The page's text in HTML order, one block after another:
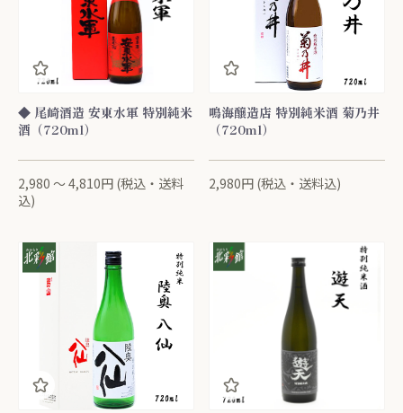
◆ 尾崎酒造 安東水軍 特別純米
酒（720ml）
2,980 ～ 4,810円 (税込・送料
込)
鳴海醸造店 特別純米酒 菊乃井
（720ml）
2,980円 (税込・送料込)